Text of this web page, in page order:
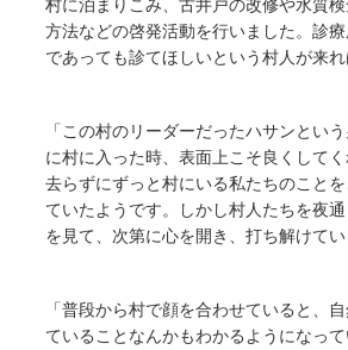
村に泊まりこみ、古井戸の改修や水質
方法などの啓発活動を行いました。診
であっても診てほしいという村人が来れ
「この村のリーダーだったハサンとい
に村に入った時、表面上こそ良くして
去らずにずっと村にいる私たちのこと
ていたようです。しかし村人たちを夜
を見て、次第に心を開き、打ち解けてい
「普段から村で顔を合わせていると、
ていることなんかもわかるようになっ